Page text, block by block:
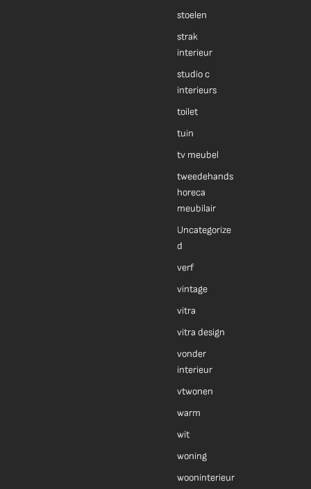
stoelen
strak
interieur
studio c
interieurs
toilet
tuin
tv meubel
tweedehands
horeca
meubilair
Uncategorize
d
verf
vintage
vitra
vitra design
vonder
interieur
vtwonen
warm
wit
woning
wooninterieur